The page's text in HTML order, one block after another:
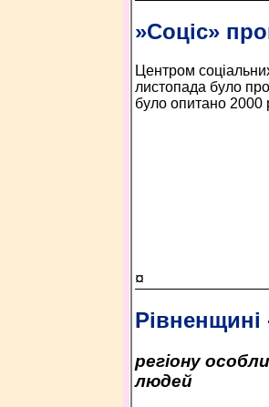
»Соціс»
Центром
листопада було
було опитано 2000
¤
Рівненщині
регіону
людей